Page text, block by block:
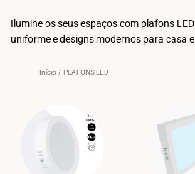
Ilumine os seus espaços com plafons
uniforme e designs modernos para casa
Início / PLAFONS LED